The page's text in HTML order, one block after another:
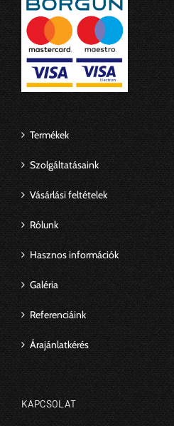
Termékek
Szolgáltatásaink
Vásárlási feltételek
Rólunk
Hasznos információk
Galéria
Referenciáink
Árajánlatkérés
KAPCSOLAT